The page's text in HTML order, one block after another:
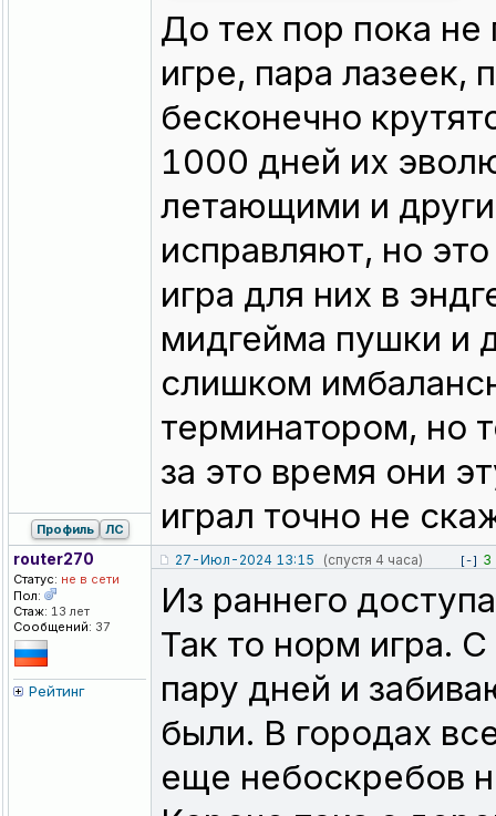
До тех пор пока не
игре, пара лазеек,
бесконечно
1000 дней их
летающими и
исправляют, но
игра для них в
мидгейма пушки и
слишком
терминатором, но
за это время они
играл точно не
Профиль ЛС
router270
Статус: не в сети
Пол:
Стаж: 13 лет
Сообщений: 37
Рейтинг
27-Июл-2024 13:15 (спустя 4 часа) [-] 3
Из раннего
Так то норм игра.
пару дней и
были. В городах
еще небоскребов